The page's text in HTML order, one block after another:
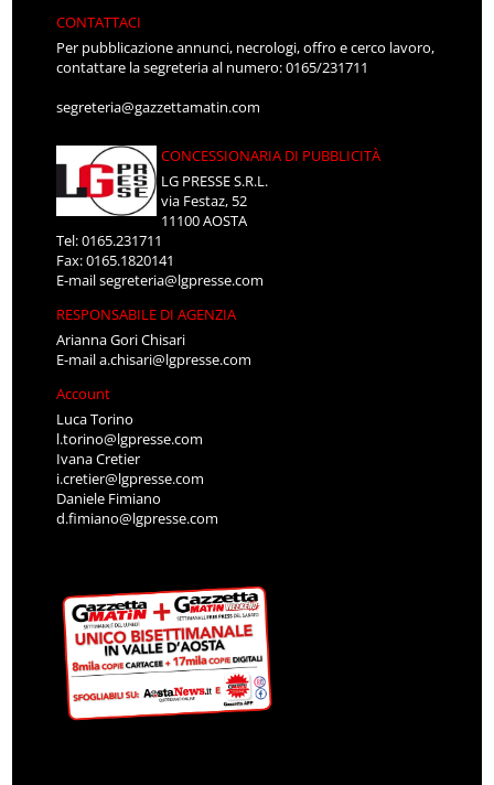
CONTATTACI
Per pubblicazione annunci, necrologi, offro e cerco lavoro,
contattare la segreteria al numero: 0165/231711
segreteria@gazzettamatin.com
CONCESSIONARIA DI PUBBLICITÀ
LG PRESSE S.R.L.
via Festaz, 52
11100 AOSTA
Tel: 0165.231711
Fax: 0165.1820141
E-mailsegreteria@lgpresse.com
RESPONSABILE DI AGENZIA
Arianna Gori Chisari
E-maila.chisari@lgpresse.com
Account
Luca Torino
l.torino@lgpresse.com
Ivana Cretier
i.cretier@lgpresse.com
Daniele Fimiano
d.fimiano@lgpresse.com